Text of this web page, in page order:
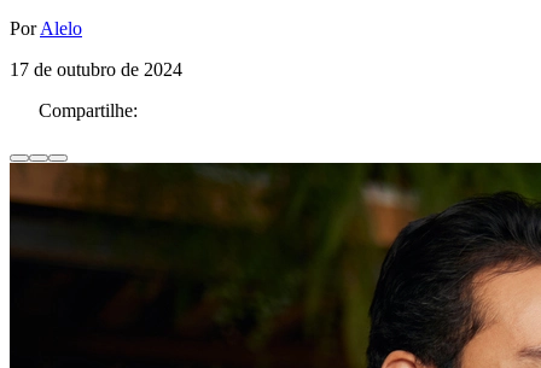
PorAlelo
17 de outubro de 2024
Compartilhe: